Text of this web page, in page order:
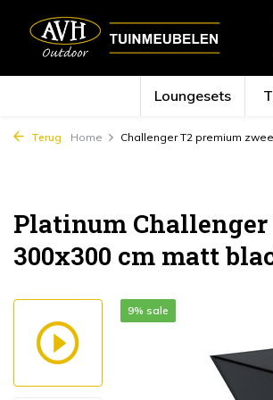
Loungesets
Terug Home Challenger T2 premium
Platinum
300x300 cm matt
9% sale